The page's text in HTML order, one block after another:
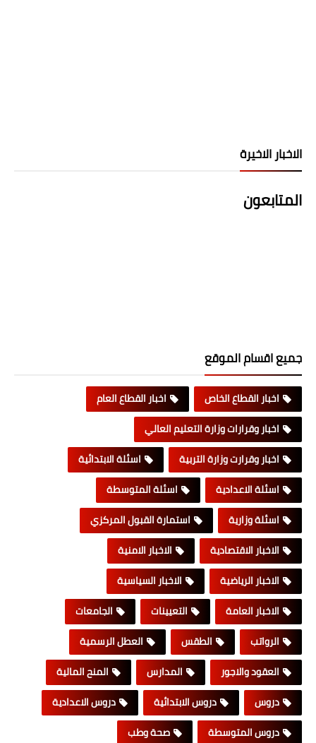
الاخبار الاخيرة
المتابعون
جميع اقسام الموقع
اخبار القطاع الخاص
اخبار القطاع العام
اخبار وقرارات وزارة التعليم العالي
اخبار وقرارت وزارة التربية
اسئلة الابتدائية
اسئلة الاعدادية
اسئلة المتوسطة
اسئلة وزارية
استمارة القبول المركزي
الاخبار الاقتصادية
الاخبار الامنية
الاخبار الرياضية
الاخبار السياسية
الاخبار العامة
التعيينات
الجامعات
الرواتب
الطقس
العطل الرسمية
العقود والاجور
المدارس
المنح المالية
دروس
دروس الابتدائية
دروس الاعدادية
دروس المتوسطة
صحة وطب